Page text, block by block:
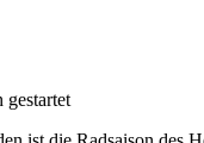
gestartet